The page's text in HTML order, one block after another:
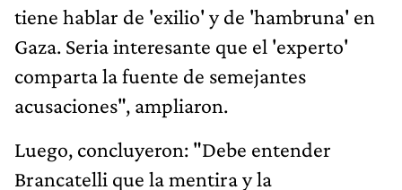
tiene hablar de 'exilio' y de 'hambruna' en
Gaza. Seria interesante que el 'experto'
comparta la fuente de semejantes
acusaciones", ampliaron.
Luego, concluyeron: "Debe entender
Brancatelli que la mentira y la